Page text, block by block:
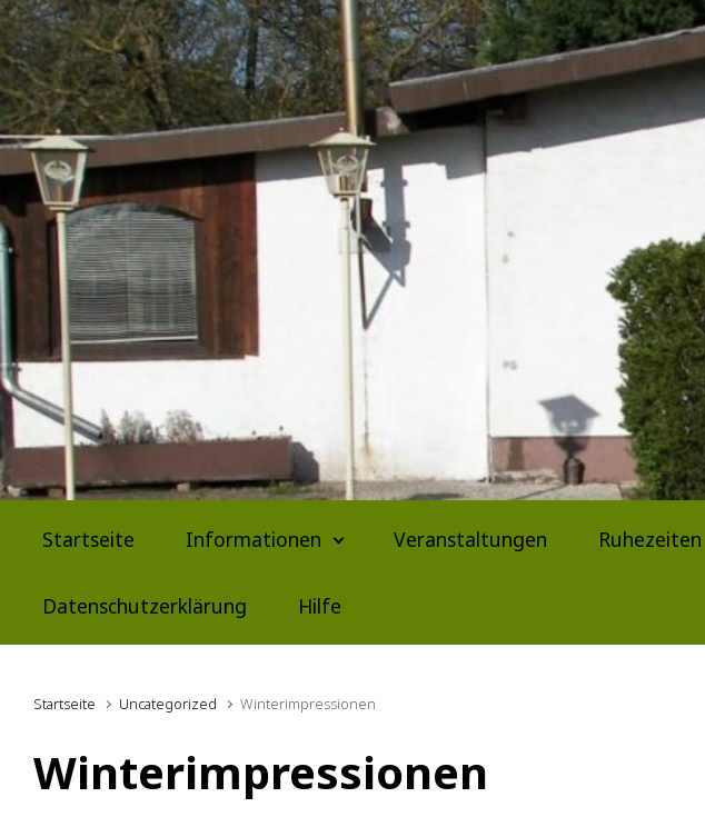
Zum Hauptinhalt springen
Startseite Informationen Veranstaltungen Ruhezeiten
Datenschutzerklärung Hilfe
Startseite Uncategorized Winterimpressionen
Winterimpressionen